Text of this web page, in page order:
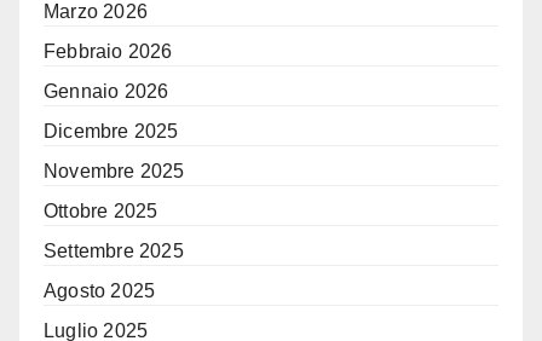
Marzo 2026
Febbraio 2026
Gennaio 2026
Dicembre 2025
Novembre 2025
Ottobre 2025
Settembre 2025
Agosto 2025
Luglio 2025